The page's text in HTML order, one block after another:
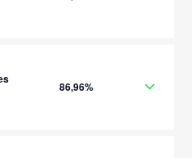
86,96%